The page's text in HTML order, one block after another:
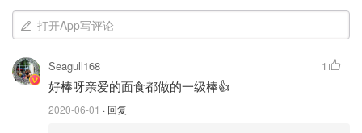
打开App写评论
Seagull168
好棒呀亲爱的面食都做的一级棒👍
2020-06-01 · 回复
1